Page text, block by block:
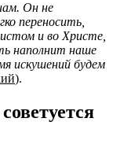
Он не
переносить,
и во Христе,
наполнит наше
искушений будем
).